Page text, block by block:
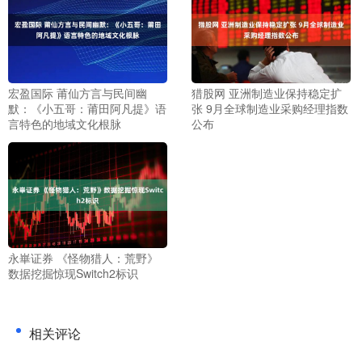
宏盈国际 莆仙方言与民间幽
默：《小五哥：莆田阿凡提》语
言特色的地域文化根脉
猎股网 亚洲制造业保持稳定扩
张 9月全球制造业采购经理指数
公布
永崋证券 《怪物猎人：荒野》
数据挖掘惊现Switch2标识
相关评论